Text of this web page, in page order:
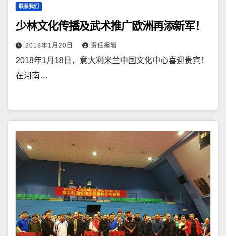
联系我们
少林文化传播及武术推广欧洲再添新军！
2018年1月20日 责任编辑
2018年1月18日，意大利米兰中国文化中心喜迎贵宾！
在河南…